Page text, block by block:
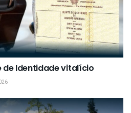
de Identidade vitalício